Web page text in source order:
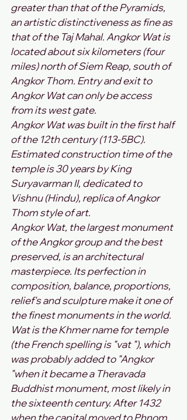
greater than that of the Pyramids,
an artistic distinctiveness as fine as
that of the Taj Mahal. Angkor Wat is
located about six kilometers (four
miles) north of Siem Reap, south of
Angkor Thom. Entry and exit to
Angkor Wat can only be access
from its west gate.
Angkor Wat was built in the first half
of the 12th century (113-5BC).
Estimated construction time of the
temple is 30 years by King
Suryavarman II, dedicated to
Vishnu (Hindu), replica of Angkor
Thom style of art.
Angkor Wat, the largest monument
of the Angkor group and the best
preserved, is an architectural
masterpiece. Its perfection in
composition, balance, proportions,
relief's and sculpture make it one of
the finest monuments in the world.
Wat is the Khmer name for temple
(the French spelling is "vat "), which
was probably added to "Angkor
"when it became a Theravada
Buddhist monument, most likely in
the sixteenth century. After 1432
when the capital moved to Phnom